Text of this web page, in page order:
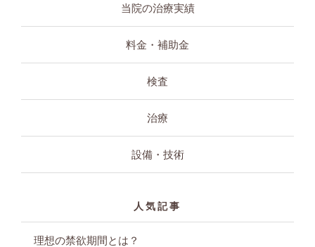
当院の治療実績
料金・補助金
検査
治療
設備・技術
人気記事
理想の禁欲期間とは？